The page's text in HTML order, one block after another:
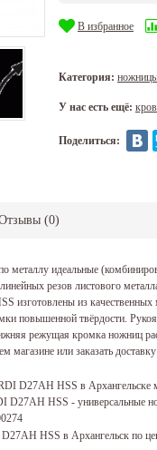
В избранное
Категория:
У нас есть ещё:
Поделиться:
(0)
металлу идеальные
резов листового
изготовлены из
повышенной твёрдости.
режущая кромка ножниц
или заказать доставку
D27AH HSS в
D27AH HSS -
HSS в Архангельск по